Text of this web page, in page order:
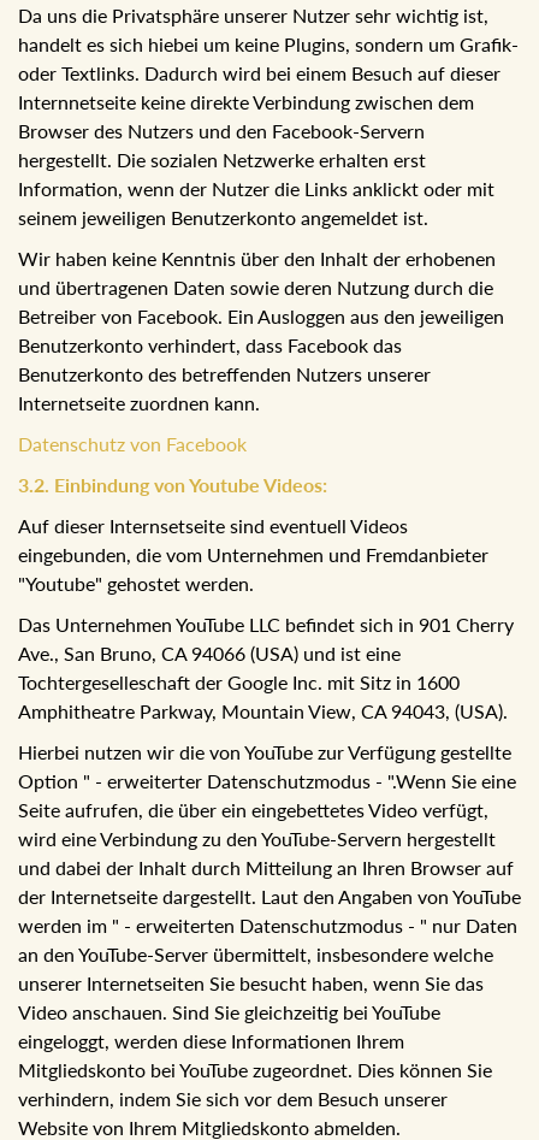
Da uns die Privatsphäre unserer Nutzer sehr wichtig ist,
handelt es sich hiebei um keine Plugins, sondern um Grafik-
oder Textlinks. Dadurch wird bei einem Besuch auf dieser
Internnetseite keine direkte Verbindung zwischen dem
Browser des Nutzers und den Facebook-Servern
hergestellt. Die sozialen Netzwerke erhalten erst
Information, wenn der Nutzer die Links anklickt oder mit
seinem jeweiligen Benutzerkonto angemeldet ist.
Wir haben keine Kenntnis über den Inhalt der erhobenen
und übertragenen Daten sowie deren Nutzung durch die
Betreiber von Facebook. Ein Ausloggen aus den jeweiligen
Benutzerkonto verhindert, dass Facebook das
Benutzerkonto des betreffenden Nutzers unserer
Internetseite zuordnen kann.
Datenschutz von Facebook
3.2. Einbindung von Youtube Videos:
Auf dieser Internsetseite sind eventuell Videos
eingebunden, die vom Unternehmen und Fremdanbieter
"Youtube" gehostet werden.
Das Unternehmen YouTube LLC befindet sich in 901 Cherry
Ave., San Bruno, CA 94066 (USA) und ist eine
Tochtergeselleschaft der Google Inc. mit Sitz in 1600
Amphitheatre Parkway, Mountain View, CA 94043, (USA).
Hierbei nutzen wir die von YouTube zur Verfügung gestellte
Option " - erweiterter Datenschutzmodus - ".Wenn Sie eine
Seite aufrufen, die über ein eingebettetes Video verfügt,
wird eine Verbindung zu den YouTube-Servern hergestellt
und dabei der Inhalt durch Mitteilung an Ihren Browser auf
der Internetseite dargestellt. Laut den Angaben von YouTube
werden im " - erweiterten Datenschutzmodus - " nur Daten
an den YouTube-Server übermittelt, insbesondere welche
unserer Internetseiten Sie besucht haben, wenn Sie das
Video anschauen. Sind Sie gleichzeitig bei YouTube
eingeloggt, werden diese Informationen Ihrem
Mitgliedskonto bei YouTube zugeordnet. Dies können Sie
verhindern, indem Sie sich vor dem Besuch unserer
Website von Ihrem Mitgliedskonto abmelden.